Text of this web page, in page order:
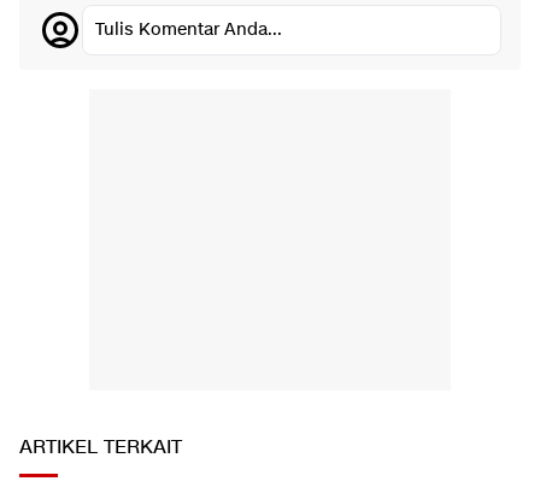
Tulis Komentar Anda...
ARTIKEL TERKAIT